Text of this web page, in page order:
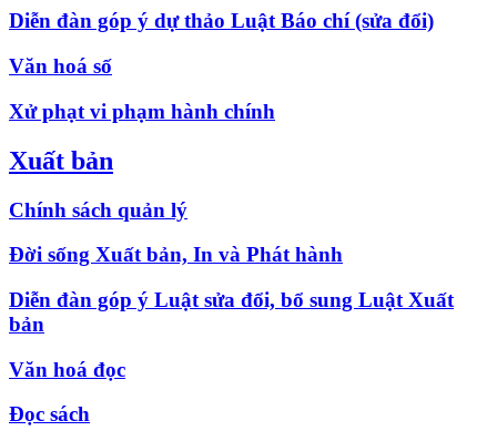
Diễn đàn góp ý dự thảo Luật Báo chí (sửa đổi)
Văn hoá số
Xử phạt vi phạm hành chính
Xuất bản
Chính sách quản lý
Đời sống Xuất bản, In và Phát hành
Diễn đàn góp ý Luật sửa đổi, bổ sung Luật Xuất
bản
Văn hoá đọc
Đọc sách